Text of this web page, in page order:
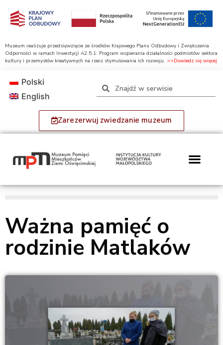
Muzeum realizuje przedsięwzięcie ze środków Krajowego Planu Odbudowy i Zwiększenia
Odporności w ramach Inwestycji A2.5.1: Program wspierania działalności podmiotów sektora
kultury i przemysłów kreatywnych na rzecz stymulowania ich rozwoju. >>Dowiedz się więcej
Zarezerwuj zwiedzanie muzeum
Polski
English
Ważna pamięć o
rodzinie Matlaków